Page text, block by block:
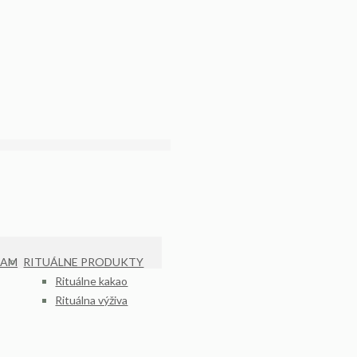
RITUÁLNE PRODUKTY
Rituálne kakao
Rituálna výživa